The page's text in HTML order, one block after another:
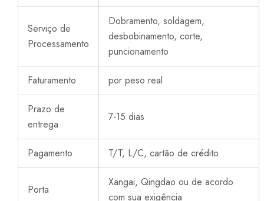
Serviço de
Processamento
Dobramento, soldagem,
desbobinamento, corte,
puncionamento
Faturamento por peso real
Prazo de
entrega
7-15 dias
Pagamento T/T, L/C, cartão de crédito
Porta
Xangai, Qingdao ou de acordo
com sua exigência